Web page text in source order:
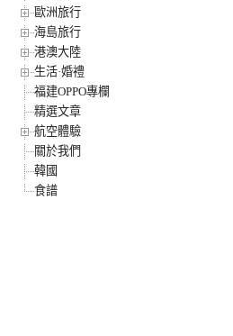
歐洲旅行
海島旅行
港澳大陸
生活·婚禮
福建OPPO專欄
精選文章
航空體驗
關於我們
韓國
食譜